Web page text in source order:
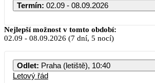
Termín: 02.09 - 08.09.2026
Září 2026
PO ÚT ST ČT PÁ
Nejlepší možnost v tomto období:
02.09 - 08.09.2026 (7 dní, 5 nocí)
Odlet: Praha (letiště), 10:40
Letový řád